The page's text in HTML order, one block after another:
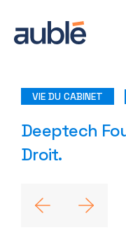
VIE DU CABINET
Deeptech
Droit.